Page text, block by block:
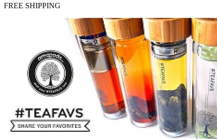
FREE SHIPPING